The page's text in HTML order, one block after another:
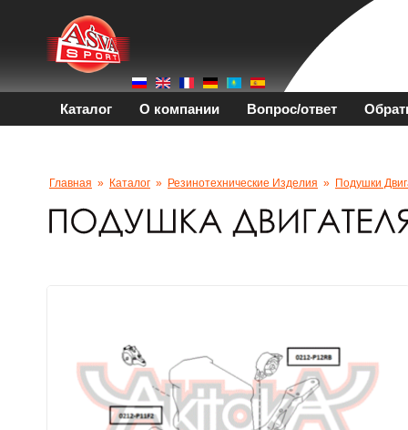
Каталог О компании Вопрос/ответ
Главная » Каталог » Резинотехнические Изделия » Подушки